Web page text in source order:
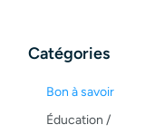
Catégories
Bon à savoir
Éducation /